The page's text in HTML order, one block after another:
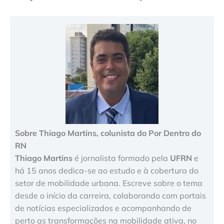
Sobre Thiago Martins, colunista do Por Dentro do
RN
Thiago Martinsé jornalista formado pela UFRN e
há 15 anos dedica-se ao estudo e à cobertura do
setor de mobilidade urbana. Escreve sobre o tema
desde o início da carreira, colaborando com portais
de notícias especializados e acompanhando de
perto as transformações na mobilidade ativa, no